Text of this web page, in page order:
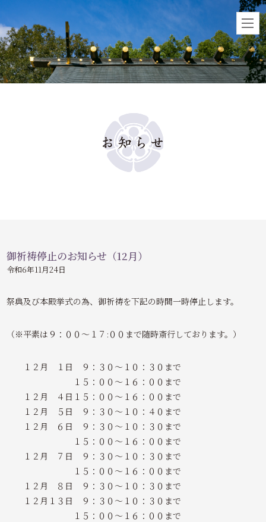
御祈祷停止のお知らせ（12月）
令和6年11月24日
祭典及び本殿挙式の為、御祈祷を下記の時間一時停止します。
（※平素は９：００～１７:００まで随時斎行しております。）
１２月 １日 ９：３０～１０：３０まで
１５：００～１６：００まで
１２月 ４日１５：００～１６：００まで
１２月 ５日 ９：３０～１０：４０まで
１２月 ６日 ９：３０～１０：３０まで
１５：００～１６：００まで
１２月 ７日 ９：３０～１０：３０まで
１５：００～１６：００まで
１２月 ８日 ９：３０～１０：３０まで
１２月１３日 ９：３０～１０：３０まで
１５：００～１６：００まで